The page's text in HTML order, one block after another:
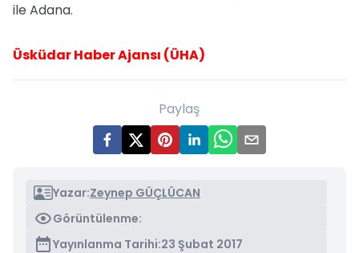
ile Adana.
Üsküdar Haber Ajansı (ÜHA)
Paylaş
Yazar:Zeynep GÜÇLÜCAN
Görüntülenme:
Yayınlanma Tarihi:23 Şubat 2017